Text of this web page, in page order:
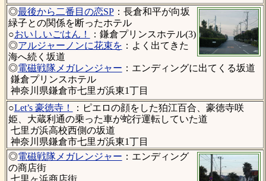
◎最後から二番目の恋SP：長倉和平が向坂
緑子との関係を断ったホテル
○おいしいごはん！
：鎌倉プリンスホテル(3)
◎アルジャーノンに花束を ：よく出てきた
海へ続く坂道
◎電磁戦隊メガレンジャー ：エンディングに出てくる坂道
鎌倉プリンスホテル
神奈川県鎌倉市七里ガ浜東1丁目
○Let’s 豪徳寺！
：ピエロの顔をした狛江百合、豪徳寺咲
姫、大蔵利通の乗った車が蛇行運転していた道
七里ガ浜高校西側の坂道
神奈川県鎌倉市七里ガ浜東1丁目
◎電磁戦隊メガレンジャー ：エンディング
の商店街